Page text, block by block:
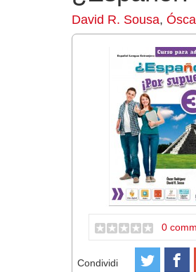
David R. Sousa,
0
Condividi